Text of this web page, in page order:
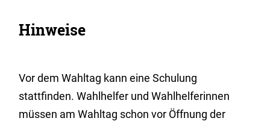
Hinweise
Vor dem Wahltag kann eine Schulung
stattfinden. Wahlhelfer und Wahlhelferinnen
müssen am Wahltag schon vor Öffnung der